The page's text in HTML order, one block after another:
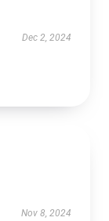
Dec 2, 2024
Nov 8, 2024